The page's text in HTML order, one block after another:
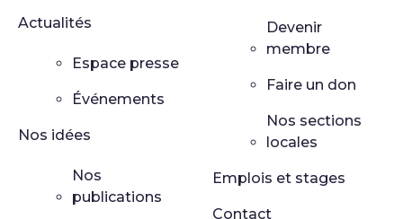
Actualités
Espace presse
Événements
Nos idées
Nos
publications
Devenir
membre
Faire un don
Nos sections
locales
Emplois et stages
Contact